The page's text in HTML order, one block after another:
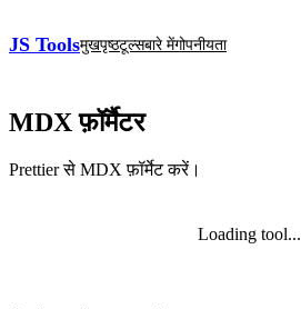
JS Toolsमुखपृष्ठटूल्सबारे मेंगोपनीयता
MDX फ़ॉर्मैटर
Prettier से MDX फ़ॉर्मेट करें।
Loading tool...